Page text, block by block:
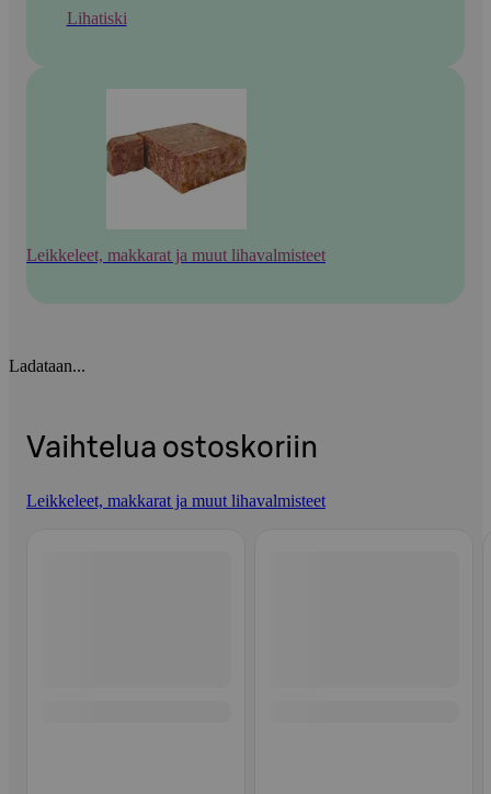
Lihatiski
Leikkeleet, makkarat ja muut lihavalmisteet
Ladataan...
Vaihtelua ostoskoriin
Leikkeleet, makkarat ja muut lihavalmisteet